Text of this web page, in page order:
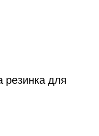
резинка для